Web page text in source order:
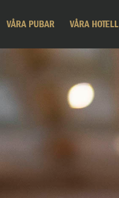
VÅRA PUBAR VÅRA HOTELL